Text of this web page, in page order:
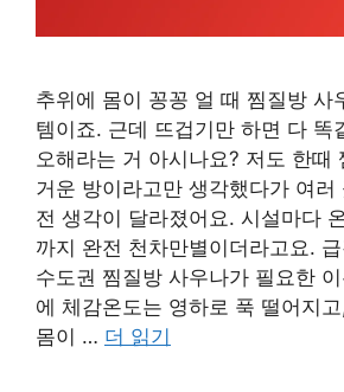
추위에 몸이 꽁꽁 얼 때 찜질방 사
템이죠. 근데 뜨겁기만 하면 다 똑
오해라는 거 아시나요? 저도 한때
거운 방이라고만 생각했다가 여러
전 생각이 달라졌어요. 시설마다
까지 완전 천차만별이더라고요.
수도권 찜질방 사우나가 필요한
에 체감온도는 영하로 푹 떨어지
몸이 … 더 읽기